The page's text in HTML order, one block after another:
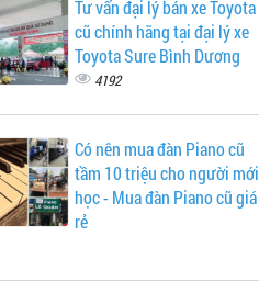
Tư vấn đại lý bán xe Toyota
cũ chính hãng tại đại lý xe
Toyota Sure Bình Dương
4192
Có nên mua đàn Piano cũ
tầm 10 triệu cho người mới
học - Mua đàn Piano cũ giá
rẻ